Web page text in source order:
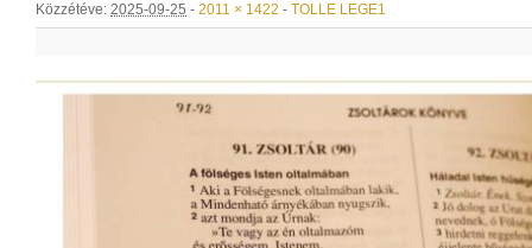
Közzétéve: 2025-09-25 - 2011 × 1422 - TOLLE LEGE1